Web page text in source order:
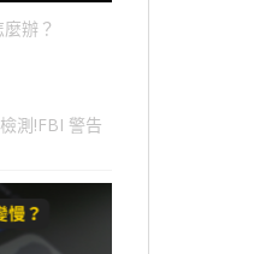
辦？
測!FBI 警告